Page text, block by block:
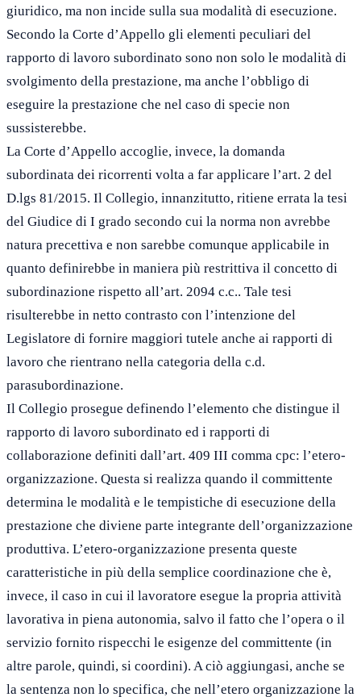
giuridico, ma non incide sulla sua modalità di esecuzione.
Secondo la Corte d’Appello gli elementi peculiari del
rapporto di lavoro subordinato sono non solo le modalità di
svolgimento della prestazione, ma anche l’obbligo di
eseguire la prestazione che nel caso di specie non
sussisterebbe.
La Corte d’Appello accoglie, invece, la domanda
subordinata dei ricorrenti volta a far applicare l’art. 2 del
D.lgs 81/2015. Il Collegio, innanzitutto, ritiene errata la tesi
del Giudice di I grado secondo cui la norma non avrebbe
natura precettiva e non sarebbe comunque applicabile in
quanto definirebbe in maniera più restrittiva il concetto di
subordinazione rispetto all’art. 2094 c.c.. Tale tesi
risulterebbe in netto contrasto con l’intenzione del
Legislatore di fornire maggiori tutele anche ai rapporti di
lavoro che rientrano nella categoria della c.d.
parasubordinazione.
Il Collegio prosegue definendo l’elemento che distingue il
rapporto di lavoro subordinato ed i rapporti di
collaborazione definiti dall’art. 409 III comma cpc: l’etero-
organizzazione. Questa si realizza quando il committente
determina le modalità e le tempistiche di esecuzione della
prestazione che diviene parte integrante dell’organizzazione
produttiva. L’etero-organizzazione presenta queste
caratteristiche in più della semplice coordinazione che è,
invece, il caso in cui il lavoratore esegue la propria attività
lavorativa in piena autonomia, salvo il fatto che l’opera o il
servizio fornito rispecchi le esigenze del committente (in
altre parole, quindi, si coordini). A ciò aggiungasi, anche se
la sentenza non lo specifica, che nell’etero organizzazione la